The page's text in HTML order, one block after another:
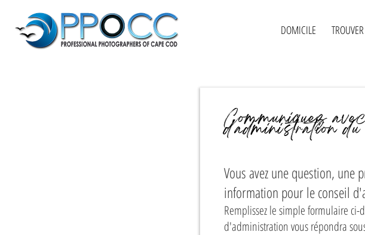
DOMICILE
Communiquez
d'administration
Vous avez une question, une
information pour le conseil
Remplissez le simple formulaire
d'administration vous répondra